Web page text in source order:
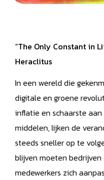
“The Only Constant in
Heraclitus
In een wereld die
digitale en groene
inflatie en schaarste aan
middelen, lijken de
steeds sneller op te
blijven moeten bedrijven
medewerkers zich